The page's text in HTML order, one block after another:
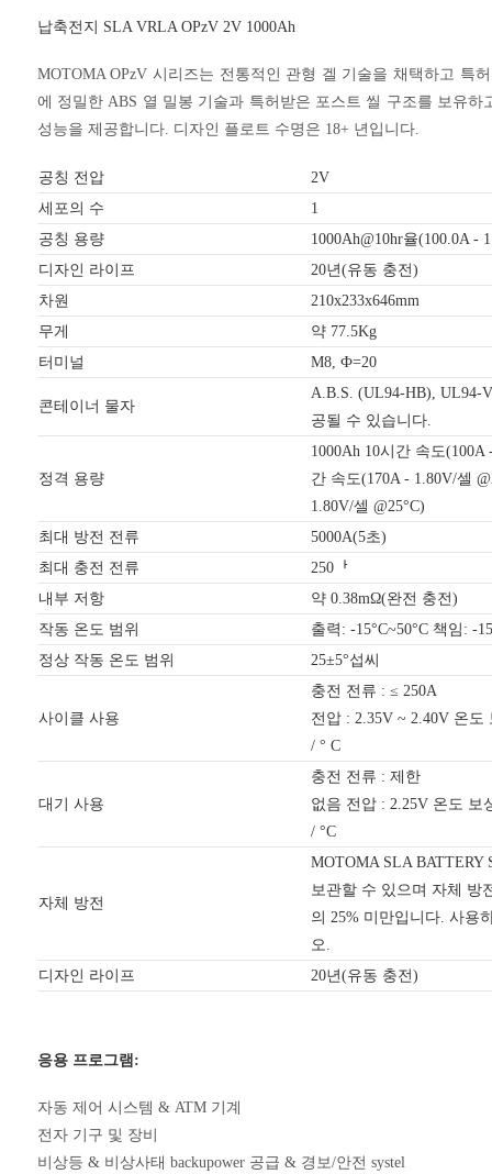
납축전지 SLA VRLA OPzV 2V 1000Ah
MOTOMA OPzV 시리즈는 전통적인 관형 겔 기술을 채택하고 특
에 정밀한 ABS 열 밀봉 기술과 특허받은 포스트 씰 구조를 보유
성능을 제공합니다. 디자인 플로트 수명은 18+ 년입니다.
공칭 전압
2V
세포의 수
1
공칭 용량
1000Ah@10hr율(100.0A -
디자인 라이프
20년(유동 충전)
차원
210x233x646mm
무게
약 77.5Kg
터미널
M8, Ф=20
콘테이너 물자
A.B.S. (UL94-HB), UL94-
공될 수 있습니다.
정격 용량
1000Ah 10시간 속도(100A
간 속도(170A - 1.80V/셀
1.80V/셀 @25°C)
최대 방전 전류
5000A(5초)
최대 충전 전류
250ᅡ
내부 저항
약 0.38mΩ(완전 충전)
작동 온도 범위
출력: -15°C~50°C 책임: -
정상 작동 온도 범위
25±5°섭씨
사이클 사용
충전 전류 : ≤ 250A
전압 : 2.35V ~ 2.40V 온도
/ ° C
대기 사용
충전 전류 : 제한
없음 전압 : 2.25V 온도 보
/ °C
자체 방전
MOTOMA SLA BATTERY
보관할 수 있으며 자체 방
의 25% 미만입니다. 사용
오.
디자인 라이프
20년(유동 충전)
응용 프로그램:
자동 제어 시스템 & ATM 기계
전자 기구 및 장비
비상등 & 비상사태 backupower 공급 & 경보/안전 systel